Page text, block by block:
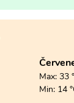
Max: 33
Min: 14